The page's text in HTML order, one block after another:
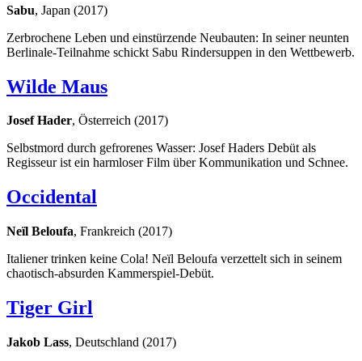
Sabu, Japan (2017)
Zerbrochene Leben und einstürzende Neubauten: In seiner neunten
Berlinale-Teilnahme schickt Sabu Rindersuppen in den Wettbewerb.
Wilde Maus
Josef Hader, Österreich (2017)
Selbstmord durch gefrorenes Wasser: Josef Haders Debüt als
Regisseur ist ein harmloser Film über Kommunikation und Schnee.
Occidental
Neïl Beloufa, Frankreich (2017)
Italiener trinken keine Cola! Neïl Beloufa verzettelt sich in seinem
chaotisch-absurden Kammerspiel-Debüt.
Tiger Girl
Jakob Lass, Deutschland (2017)